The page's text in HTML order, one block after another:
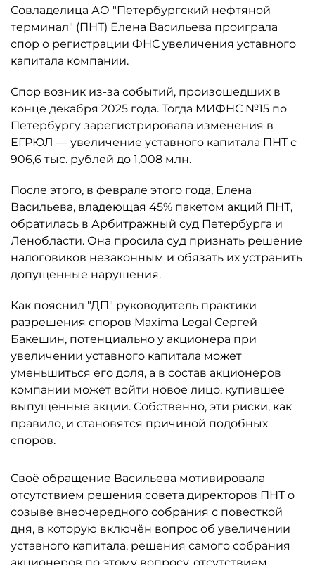
Совладелица АО "Петербургский нефтяной
терминал" (ПНТ) Елена Васильева проиграла
спор о регистрации ФНС увеличения уставного
капитала компании.
Спор возник из-за событий, произошедших в
конце декабря 2025 года. Тогда МИФНС №15 по
Петербургу зарегистрировала изменения в
ЕГРЮЛ — увеличение уставного капитала ПНТ с
906,6 тыс. рублей до 1,008 млн.
После этого, в феврале этого года, Елена
Васильева, владеющая 45% пакетом акций ПНТ,
обратилась в Арбитражный суд Петербурга и
Ленобласти. Она просила суд признать решение
налоговиков незаконным и обязать их устранить
допущенные нарушения.
Как пояснил "ДП" руководитель практики
разрешения споров Maxima Legal Сергей
Бакешин, потенциально у акционера при
увеличении уставного капитала может
уменьшиться его доля, а в состав акционеров
компании может войти новое лицо, купившее
выпущенные акции. Собственно, эти риски, как
правило, и становятся причиной подобных
споров.
Своё обращение Васильева мотивировала
отсутствием решения совета директоров ПНТ о
созыве внеочередного собрания с повесткой
дня, в которую включён вопрос об увеличении
уставного капитала, решения самого собрания